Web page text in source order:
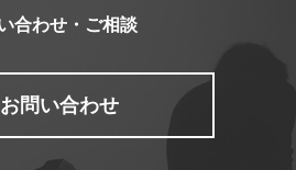
合わせ・ご相談
お問い合わせ